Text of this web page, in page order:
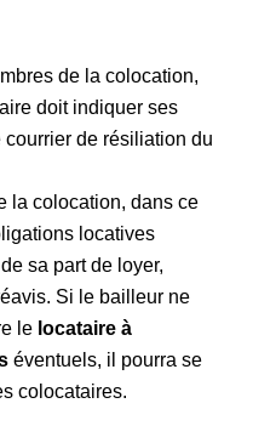
de la colocation,
doit indiquer ses
de résiliation du
la colocation, dans ce
locatives
sa part de loyer,
Si le bailleur ne
le locataire à
éventuels, il pourra se
colocataires.